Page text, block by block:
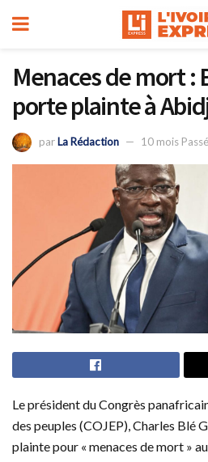
Menaces de mort :
porte plainte à
parLa Rédaction 10 mois Passé
Le président du Congrès
des peuples (COJEP), Charles Blé
plainte pour « menaces de mort »